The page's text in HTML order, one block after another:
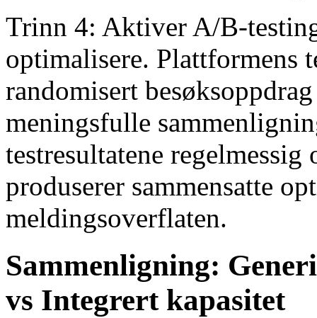
Trinn 4: Aktiver A/B-
optimalisere. Plattformens
randomisert
meningsfulle
testresultatene
produserer sammensatte
meldingsoverflaten.
Sammenligning:
vs Integrert kapasitet